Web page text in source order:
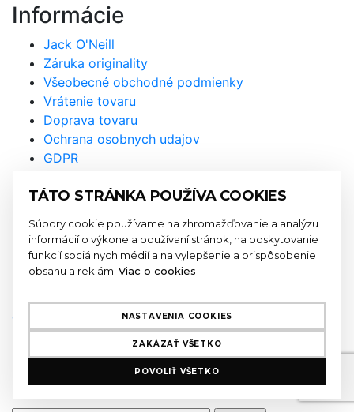
Informácie
Jack O'Neill
Záruka originality
Všeobecné obchodné podmienky
Vrátenie tovaru
Doprava tovaru
Ochrana osobnych udajov
GDPR
Prihláste sa na odber
newslettra a nenechajte si újsť
naše akcie a novinky
osobných údajov
E-mailová adresa má nesprávny tvar
TÁTO STRÁNKA POUŽÍVA COOKIES
Súbory cookie používame na zhromažďovanie a analýzu
informácií o výkone a používaní stránok, na poskytovanie
funkcií sociálnych médií a na vylepšenie a prispôsobenie
obsahu a reklám. Viac o cookies
NASTAVENIA COOKIES
ZAKÁZAŤ VŠETKO
POVOLIŤ VŠETKO